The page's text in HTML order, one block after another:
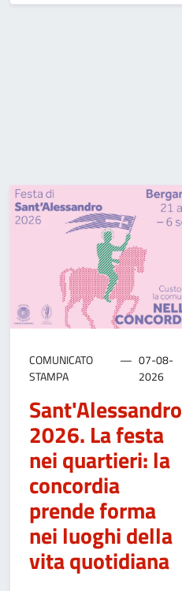
COMUNICATO
STAMPA
07-08-
2026
Sant'Alessandro
2026. La festa
nei quartieri: la
concordia
prende forma
nei luoghi della
vita quotidiana